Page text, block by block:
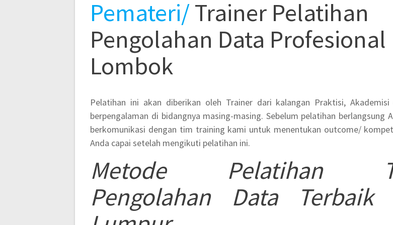
Pemateri/Trainer Pelatihan
Pengolahan Data Profesional
Lombok
Pelatihan ini akan diberikan oleh Trainer dari kalangan Praktisi,
berpengalaman di bidangnya masing-masing. Sebelum pelatihan berlangsung
berkomunikasi dengan tim training kami untuk menentukan outcome/
Anda capai setelah mengikuti pelatihan ini.
Metode Pelatihan
Pengolahan Data Terbaik